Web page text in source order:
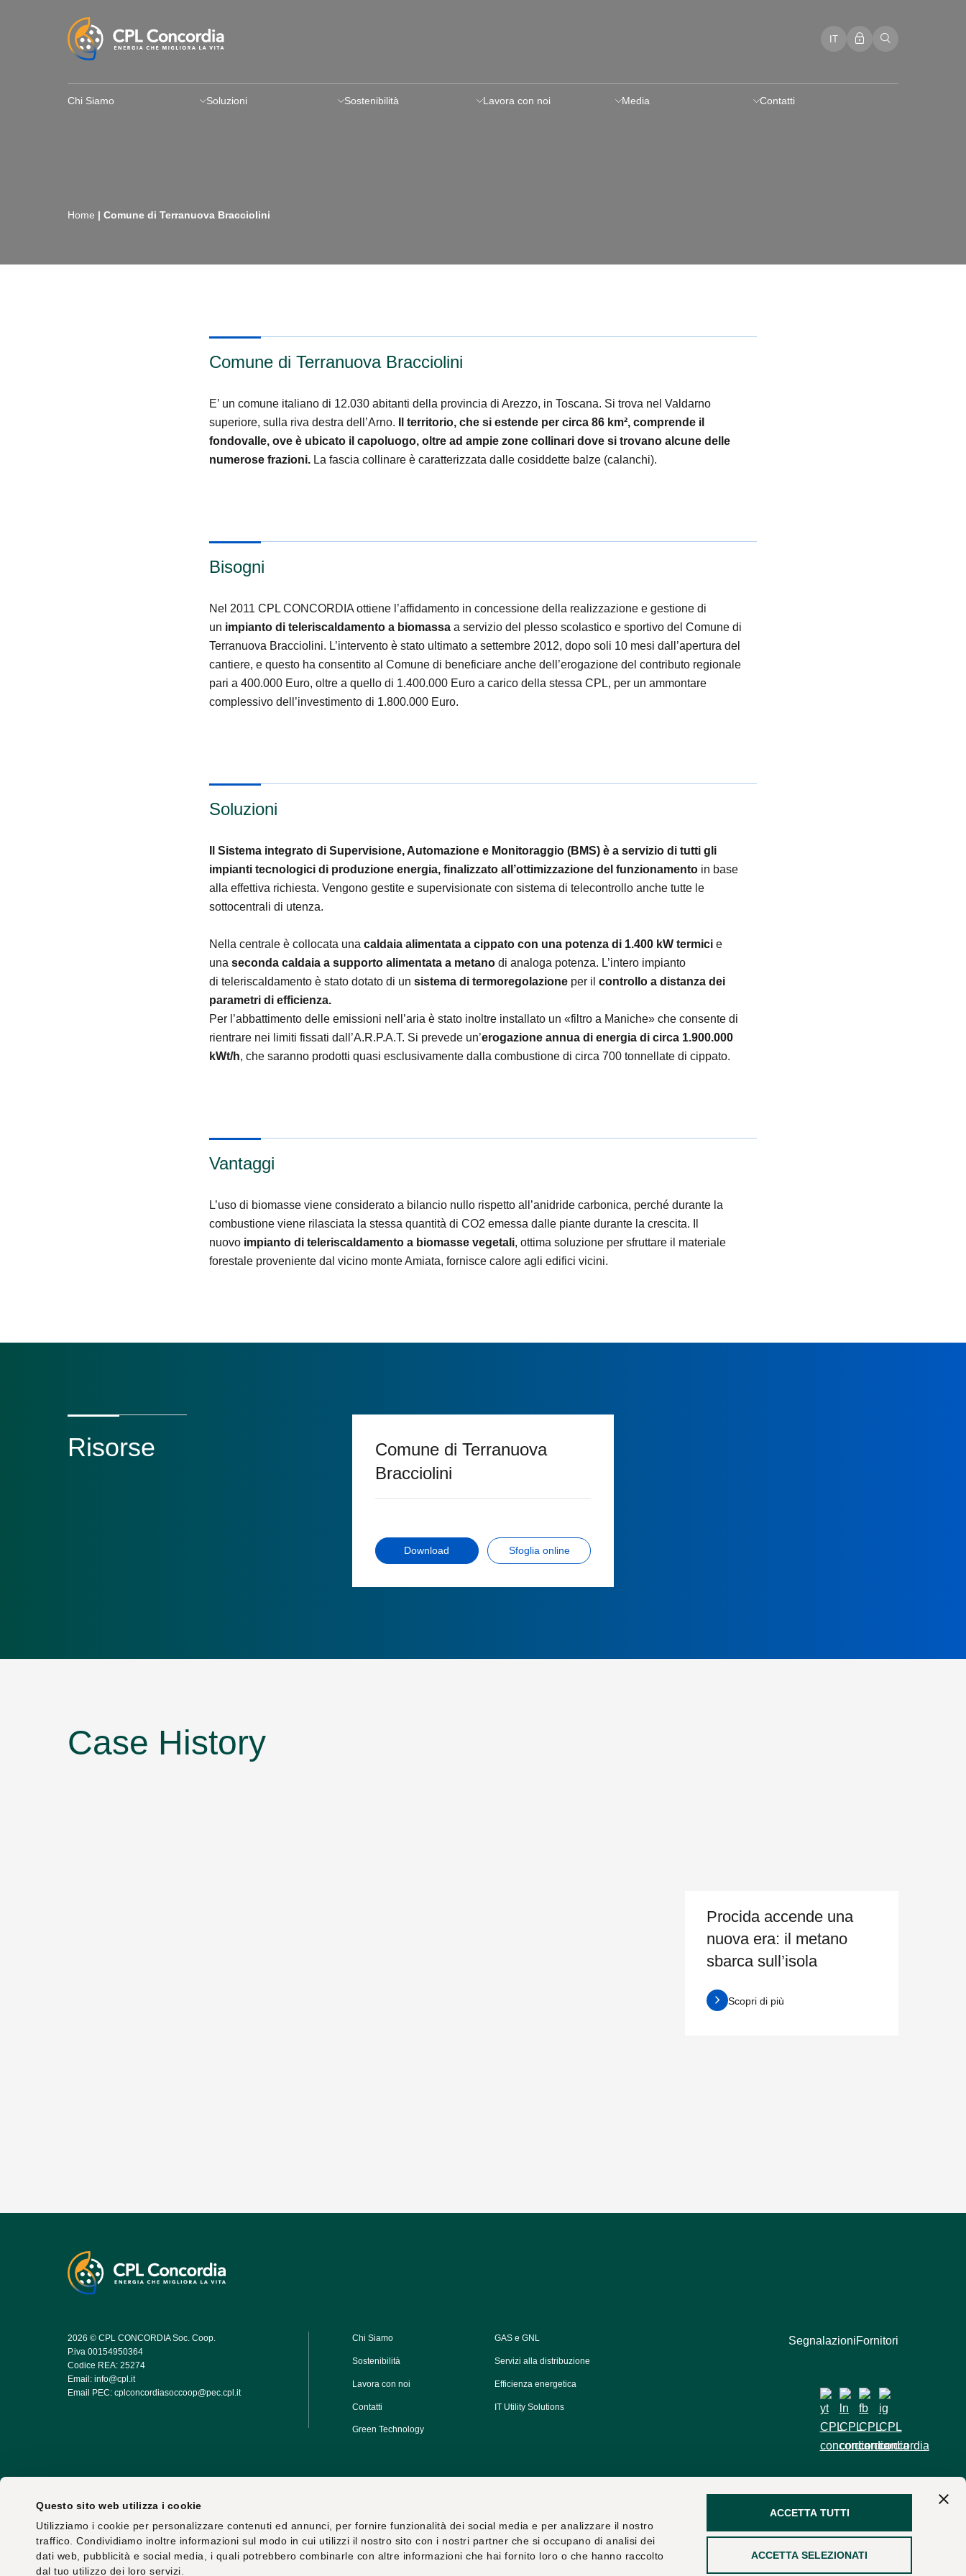
Questo sito web utilizza i cookie
Utilizziamo i cookie per personalizzare contenuti ed annunci, per fornire funzionalità dei social media e per analizzare il nostro
traffico. Condividiamo inoltre informazioni sul modo in cui utilizzi il nostro sito con i nostri partner che si occupano di analisi dei
dati web, pubblicità e social media, i quali potrebbero combinarle con altre informazioni che hai fornito loro o che hanno raccolto
dal tuo utilizzo dei loro servizi.
ACCETTA TUTTI
ACCETTA SELEZIONATI
Chi Siamo Soluzioni Sostenibilità Lavora con noi Media Contatti
IT
Home | Comune di Terranuova Bracciolini
Comune di Terranuova Bracciolini
E’ un comune italiano di 12.030 abitanti della provincia di Arezzo, in Toscana. Si trova nel Valdarno
superiore, sulla riva destra dell’Arno.
Il territorio, che si estende per circa 86 km², comprende il
fondovalle, ove è ubicato il capoluogo, oltre ad ampie zone collinari dove si trovano alcune delle
numerose frazioni.La fascia collinare è caratterizzata dalle cosiddette balze (calanchi).
Bisogni
Nel 2011 CPL CONCORDIA ottiene l’affidamento in concessione della realizzazione e gestione di
un impianto di teleriscaldamento a biomassaa servizio del plesso scolastico e sportivo del Comune di
Terranuova Bracciolini. L’intervento è stato ultimato a settembre 2012, dopo soli 10 mesi dall’apertura del
cantiere, e questo ha consentito al Comune di beneficiare anche dell’erogazione del contributo regionale
pari a 400.000 Euro, oltre a quello di 1.400.000 Euro a carico della stessa CPL, per un ammontare
complessivo dell’investimento di 1.800.000 Euro.
Soluzioni
Il Sistema integrato di Supervisione, Automazione e Monitoraggio (BMS) è a servizio di tutti gli
impianti tecnologici di produzione energia, finalizzato all’ottimizzazione del funzionamento in base
alla effettiva richiesta. Vengono gestite e supervisionate con sistema di telecontrollo anche tutte le
sottocentrali di utenza.
Nella centrale è collocata una caldaia alimentata a cippato con una potenza di 1.400 kW termicie
una seconda caldaia a supporto alimentata a metanodi analoga potenza. L’intero impianto
di teleriscaldamento è stato dotato di un sistema di termoregolazioneper il controllo a distanza dei
parametri di efficienza.
Per l’abbattimento delle emissioni nell’aria è stato inoltre installato un «filtro a Maniche» che consente di
rientrare nei limiti fissati dall’A.R.P.A.T. Si prevede un’erogazione annua di energia di circa 1.900.000
kWt/h, che saranno prodotti quasi esclusivamente dalla combustione di circa 700 tonnellate di cippato.
Vantaggi
L’uso di biomasse viene considerato a bilancio nullo rispetto all’anidride carbonica, perché durante la
combustione viene rilasciata la stessa quantità di CO2 emessa dalle piante durante la crescita. Il
nuovo impianto di teleriscaldamento a biomasse vegetali, ottima soluzione per sfruttare il materiale
forestale proveniente dal vicino monte Amiata, fornisce calore agli edifici vicini.
Risorse
Comune di Terranuova
Bracciolini
Download Sfoglia online
Case History
Procida accende una
nuova era: il metano
sbarca sull’isola
Scopri di più
2026 © CPL CONCORDIA Soc. Coop.
P.iva 00154950364
Codice REA: 25274
Email: info@cpl.it
Email PEC: cplconcordiasoccoop@pec.cpl.it
Chi Siamo
Sostenibilità
Lavora con noi
Contatti
Green Technology
GAS e GNL
Servizi alla distribuzione
Efficienza energetica
IT Utility Solutions
SegnalazioniFornitori
VideoCataloghiPress Kit